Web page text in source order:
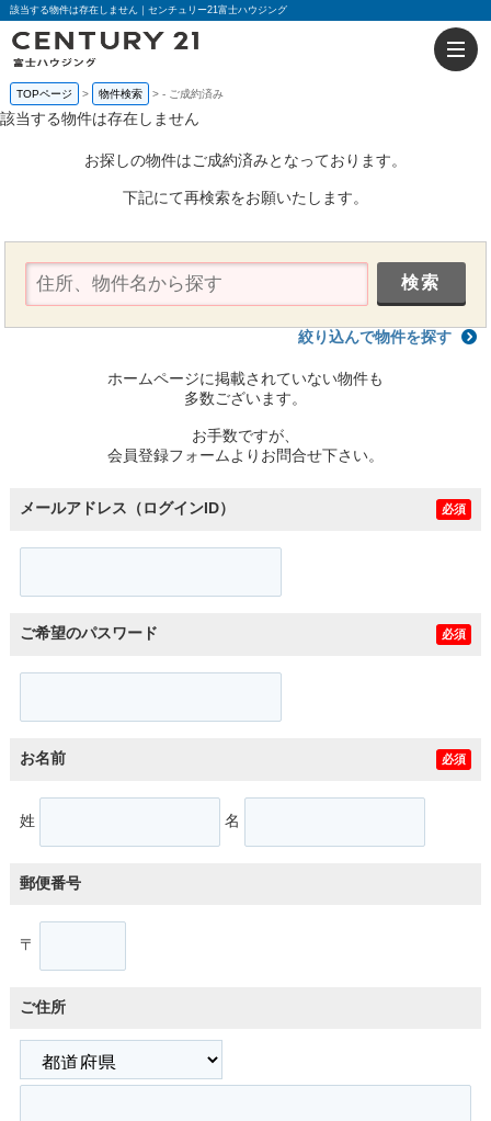
該当する物件は存在しません｜センチュリー21富士ハウジング
TOPページ 物件検索 - ご成約済み
該当する物件は存在しません
お探しの物件はご成約済みとなっております。
下記にて再検索をお願いたします。
絞り込んで物件を探す
ホームページに掲載されていない物件も
多数ございます。
お手数ですが、
会員登録フォームよりお問合せ下さい。
メールアドレス（ログインID） 必須
ご希望のパスワード 必須
お名前 必須
姓 名
郵便番号
〒
ご住所